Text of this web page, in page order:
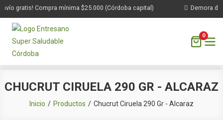
gratis! Compra mínima $25.000 (Córdoba capital) Demora de
contenido
0
CHUCRUT CIRUELA 290 GR - ALCARAZ
Inicio Productos Chucrut Ciruela 290 Gr - Alcaraz